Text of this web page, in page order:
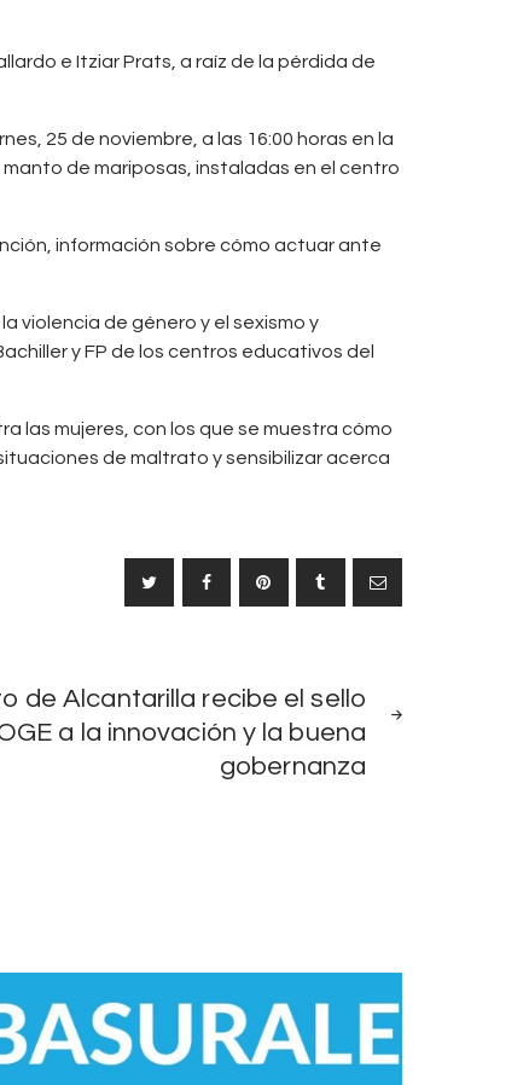
e Itziar Prats, a raíz de la pérdida de
25 de noviembre, a las 16:00 horas en la
de mariposas, instaladas en el centro
información sobre cómo actuar ante
violencia de género y el sexismo y
y FP de los centros educativos del
las mujeres, con los que se muestra cómo
de maltrato y sensibilizar acerca
de Alcantarilla recibe el sello
a la innovación y la buena
gobernanza